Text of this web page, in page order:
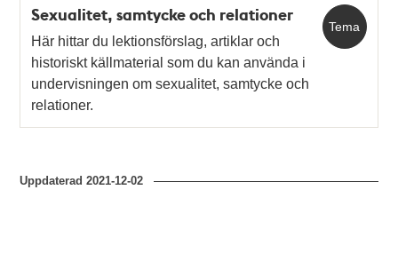
Tema
Sexualitet, samtycke och relationer
Här hittar du lektionsförslag, artiklar och
historiskt källmaterial som du kan använda i
undervisningen om sexualitet, samtycke och
relationer.
Uppdaterad2021-12-02